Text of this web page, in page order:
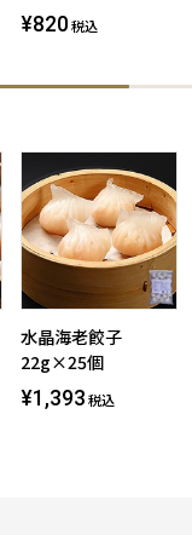
¥820 税込
水晶海老餃子
22g×25個
¥1,393 税込